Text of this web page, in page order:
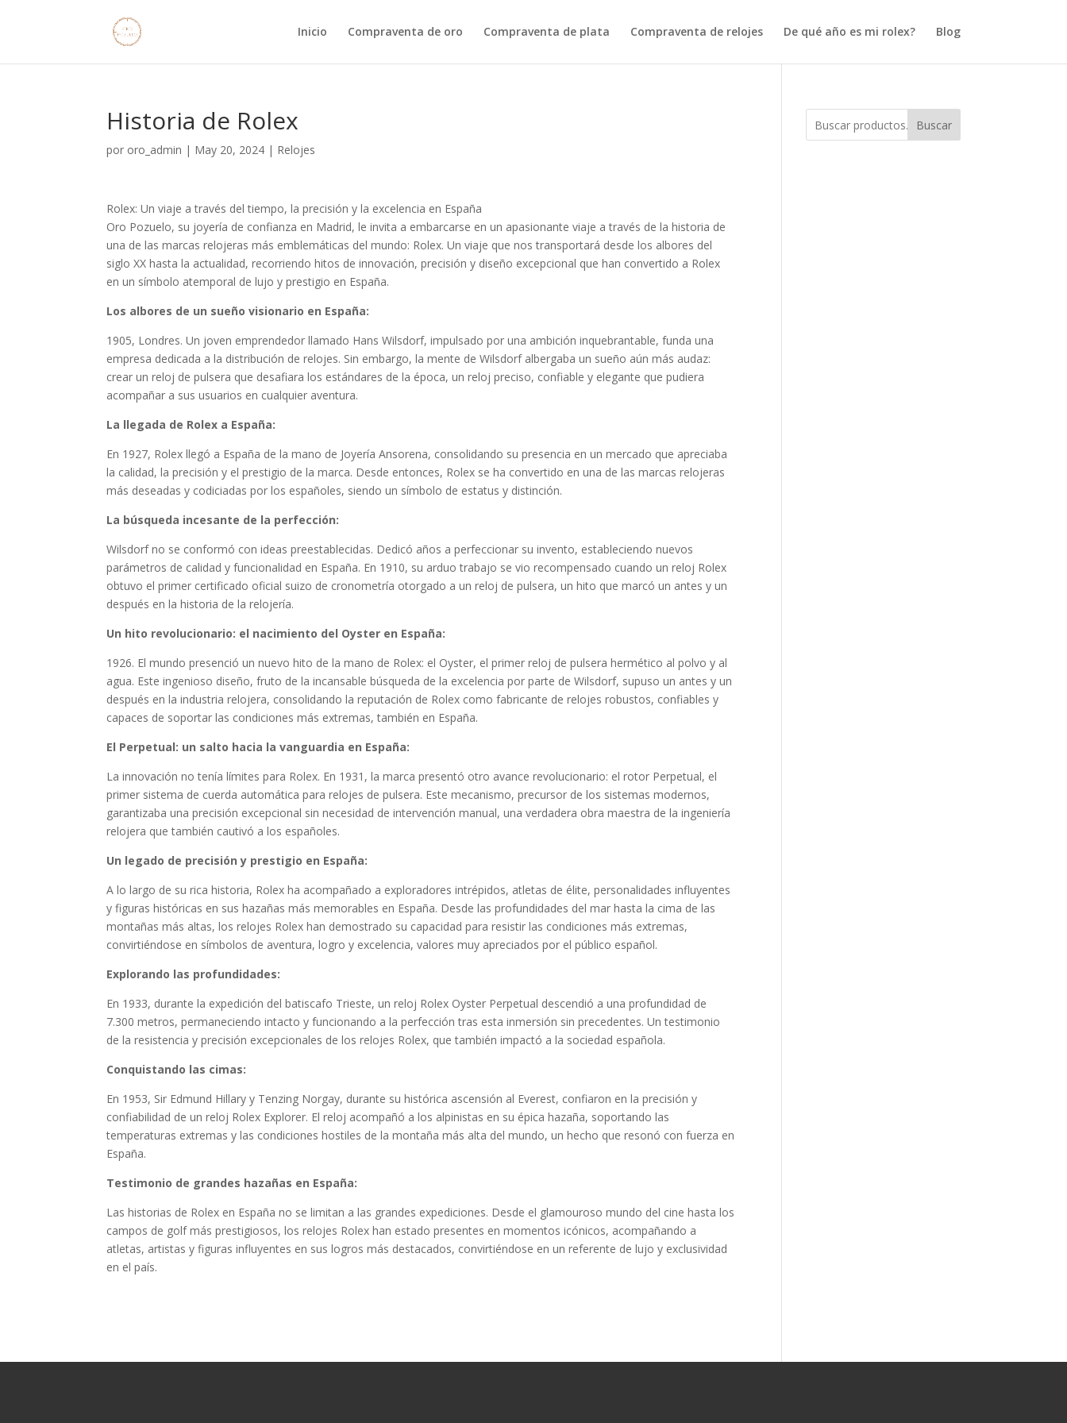
Inicio Compraventa de oro Compraventa de plata Compraventa de relojes De qué año es mi rolex? Blog
Historia de Rolex
por oro_admin | May 20, 2024 | Relojes
Rolex: Un viaje a través del tiempo, la precisión y la excelencia en España
Oro Pozuelo, su joyería de confianza en Madrid, le invita a embarcarse en un apasionante viaje a través de la historia de
una de las marcas relojeras más emblemáticas del mundo: Rolex. Un viaje que nos transportará desde los albores del
siglo XX hasta la actualidad, recorriendo hitos de innovación, precisión y diseño excepcional que han convertido a Rolex
en un símbolo atemporal de lujo y prestigio en España.
Los albores de un sueño visionario en España:
1905, Londres. Un joven emprendedor llamado Hans Wilsdorf, impulsado por una ambición inquebrantable, funda una
empresa dedicada a la distribución de relojes. Sin embargo, la mente de Wilsdorf albergaba un sueño aún más audaz:
crear un reloj de pulsera que desafiara los estándares de la época, un reloj preciso, confiable y elegante que pudiera
acompañar a sus usuarios en cualquier aventura.
La llegada de Rolex a España:
En 1927, Rolex llegó a España de la mano de Joyería Ansorena, consolidando su presencia en un mercado que apreciaba
la calidad, la precisión y el prestigio de la marca. Desde entonces, Rolex se ha convertido en una de las marcas relojeras
más deseadas y codiciadas por los españoles, siendo un símbolo de estatus y distinción.
La búsqueda incesante de la perfección:
Wilsdorf no se conformó con ideas preestablecidas. Dedicó años a perfeccionar su invento, estableciendo nuevos
parámetros de calidad y funcionalidad en España. En 1910, su arduo trabajo se vio recompensado cuando un reloj Rolex
obtuvo el primer certificado oficial suizo de cronometría otorgado a un reloj de pulsera, un hito que marcó un antes y un
después en la historia de la relojería.
Un hito revolucionario: el nacimiento del Oyster en España:
1926. El mundo presenció un nuevo hito de la mano de Rolex: el Oyster, el primer reloj de pulsera hermético al polvo y al
agua. Este ingenioso diseño, fruto de la incansable búsqueda de la excelencia por parte de Wilsdorf, supuso un antes y un
después en la industria relojera, consolidando la reputación de Rolex como fabricante de relojes robustos, confiables y
capaces de soportar las condiciones más extremas, también en España.
El Perpetual: un salto hacia la vanguardia en España:
La innovación no tenía límites para Rolex. En 1931, la marca presentó otro avance revolucionario: el rotor Perpetual, el
primer sistema de cuerda automática para relojes de pulsera. Este mecanismo, precursor de los sistemas modernos,
garantizaba una precisión excepcional sin necesidad de intervención manual, una verdadera obra maestra de la ingeniería
relojera que también cautivó a los españoles.
Un legado de precisión y prestigio en España:
A lo largo de su rica historia, Rolex ha acompañado a exploradores intrépidos, atletas de élite, personalidades influyentes
y figuras históricas en sus hazañas más memorables en España. Desde las profundidades del mar hasta la cima de las
montañas más altas, los relojes Rolex han demostrado su capacidad para resistir las condiciones más extremas,
convirtiéndose en símbolos de aventura, logro y excelencia, valores muy apreciados por el público español.
Explorando las profundidades:
En 1933, durante la expedición del batiscafo Trieste, un reloj Rolex Oyster Perpetual descendió a una profundidad de
7.300 metros, permaneciendo intacto y funcionando a la perfección tras esta inmersión sin precedentes. Un testimonio
de la resistencia y precisión excepcionales de los relojes Rolex, que también impactó a la sociedad española.
Conquistando las cimas:
En 1953, Sir Edmund Hillary y Tenzing Norgay, durante su histórica ascensión al Everest, confiaron en la precisión y
confiabilidad de un reloj Rolex Explorer. El reloj acompañó a los alpinistas en su épica hazaña, soportando las
temperaturas extremas y las condiciones hostiles de la montaña más alta del mundo, un hecho que resonó con fuerza en
España.
Testimonio de grandes hazañas en España:
Las historias de Rolex en España no se limitan a las grandes expediciones. Desde el glamouroso mundo del cine hasta los
campos de golf más prestigiosos, los relojes Rolex han estado presentes en momentos icónicos, acompañando a
atletas, artistas y figuras influyentes en sus logros más destacados, convirtiéndose en un referente de lujo y exclusividad
en el país.
Buscar